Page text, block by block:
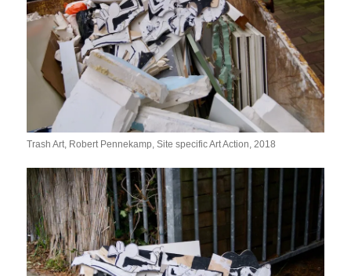
Trash Art, Robert Pennekamp, Site specific Art Action, 2018